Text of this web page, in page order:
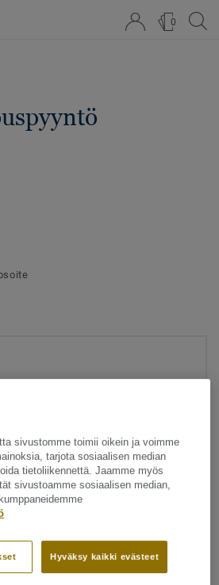
0
sivustomme toimii oikein ja voimme
tarjota sosiaalisen median
tietoliikennettä. Jaamme myös
sivustoamme sosiaalisen median,
Hyväksy kaikki evästeet